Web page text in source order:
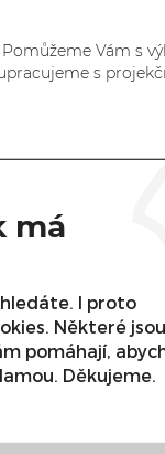
Vám s
s
má
I proto
Některé jsou
pomáhají,
Děkujeme.